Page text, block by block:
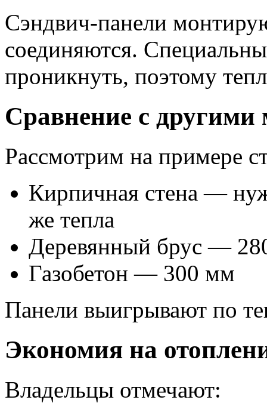
Сэндвич-панели
соединяются.
проникнуть, поэтому
Сравнение с другими
Рассмотрим на примере
Кирпичная стена —
же тепла
Деревянный брус —
Газобетон — 300 мм
Панели выигрывают по
Экономия на
Владельцы отмечают: